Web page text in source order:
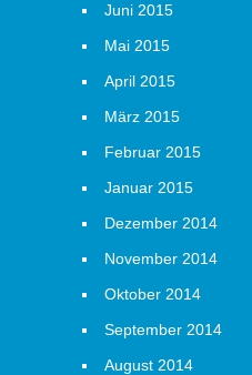
Juni 2015
Mai 2015
April 2015
März 2015
Februar 2015
Januar 2015
Dezember 2014
November 2014
Oktober 2014
September 2014
August 2014